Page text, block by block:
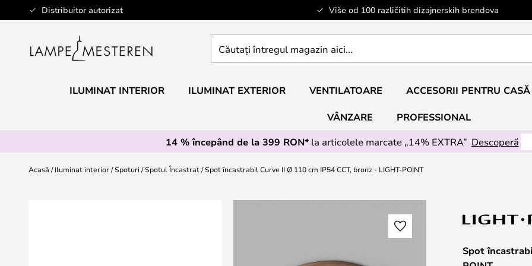
Distribuitor autorizat Više od 100 različitih dizajnerskih brendova
Mergeti
la
întregul
aici...
ILUMINAT INTERIOR ILUMINAT EXTERIOR VENTILATOARE ACCESORII PENTRU CASĂ
VÂNZARE
PROFESSIONAL
14 % începând de la 399 RON*la articolele marcate „14% EXTRA” Descoperă
Acasă Iluminat interior Spoturi Spotul Încastrat Spot încastrabil Curve II Ø 110 cm IP54 CCT, bronz - LIGHT-POINT
Spot